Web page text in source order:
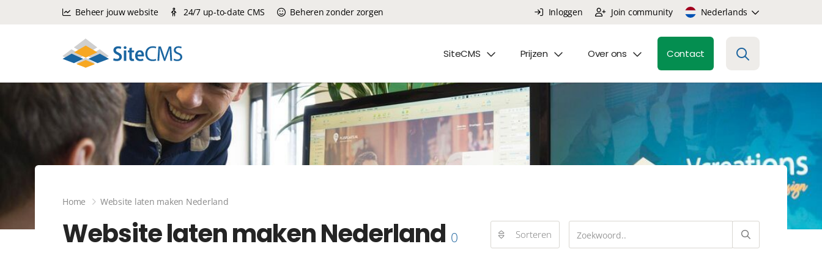
Home Website laten maken Nederland
Website laten maken Nederland 0 Sorteren
Beheer jouw website 24/7 up-to-date CMS Beheren zonder zorgen Inloggen Join community Nederlands
SiteCMS Prijzen Over ons Contact